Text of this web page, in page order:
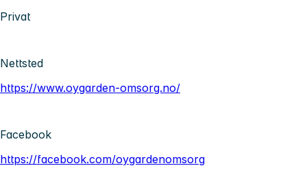
Privat
Nettsted
https://www.oygarden-omsorg.no/
Facebook
https://facebook.com/oygardenomsorg